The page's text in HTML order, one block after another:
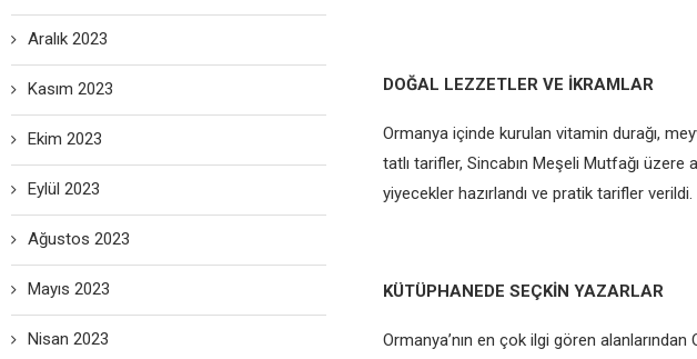
DOĞAL LEZZETLER VE İKRAMLAR
Ormanya içinde kurulan vitamin durağı,
tatlı tarifler, Sincabın Meşeli Mutfağı
yiyecekler hazırlandı ve pratik tarifler verildi.
KÜTÜPHANEDE SEÇKİN YAZARLAR
Ormanya’nın en çok ilgi gören
Aralık 2023
Kasım 2023
Ekim 2023
Eylül 2023
Ağustos 2023
Mayıs 2023
Nisan 2023